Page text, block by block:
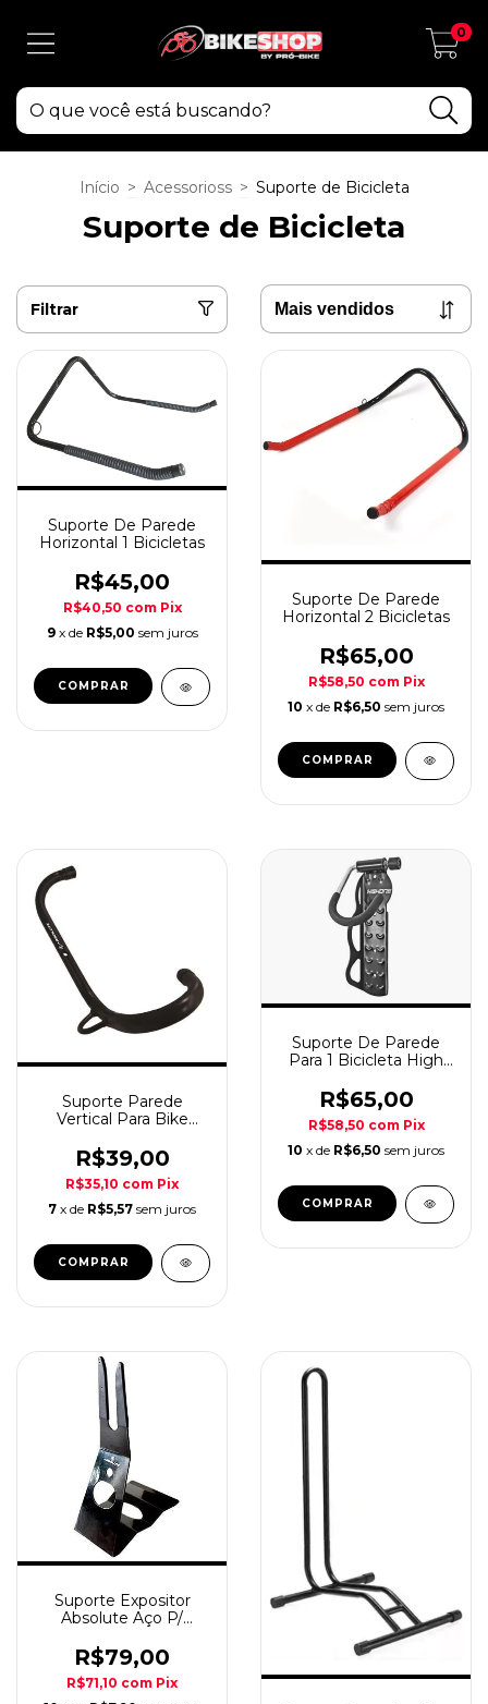
0
Início > Acessorioss > Suporte de Bicicleta
Suporte de Bicicleta
Filtrar
Suporte De Parede
Horizontal 1 Bicicletas
R$45,00
R$40,50 com Pix
9 x de R$5,00 sem juros
COMPRAR
Suporte De Parede
Horizontal 2 Bicicletas
R$65,00
R$58,50 com Pix
10 x de R$6,50 sem juros
COMPRAR
Suporte Parede
Vertical Para Bike
R$39,00
R$35,10 com Pix
7 x de R$5,57 sem juros
COMPRAR
Suporte De Parede
Para 1 Bicicleta High
R$65,00
R$58,50 com Pix
10 x de R$6,50 sem juros
COMPRAR
Suporte Expositor
Absolute Aço P/
R$79,00
R$71,10 com Pix